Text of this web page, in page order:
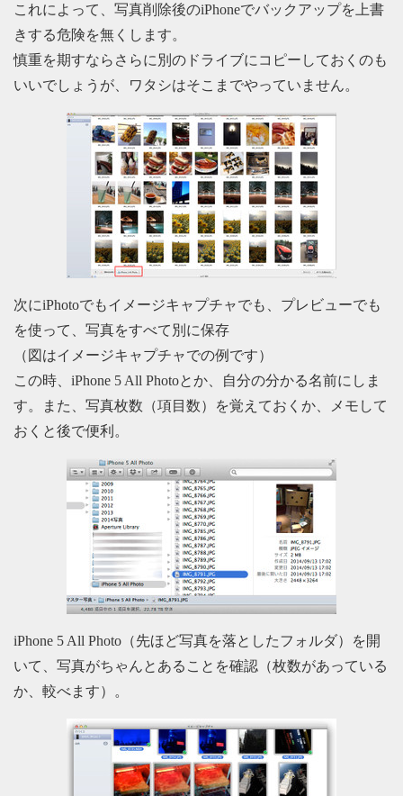
これによって、写真削除後のiPhoneでバックアップを上書
きする危険を無くします。
慎重を期すならさらに別のドライブにコピーしておくのも
いいでしょうが、ワタシはそこまでやっていません。
次にiPhotoでもイメージキャプチャでも、プレビューでも
を使って、写真をすべて別に保存
（図はイメージキャプチャでの例です）
この時、iPhone 5 All Photoとか、自分の分かる名前にしま
す。また、写真枚数（項目数）を覚えておくか、メモして
おくと後で便利。
iPhone 5 All Photo（先ほど写真を落としたフォルダ）を開
いて、写真がちゃんとあることを確認（枚数があっている
か、較べます）。